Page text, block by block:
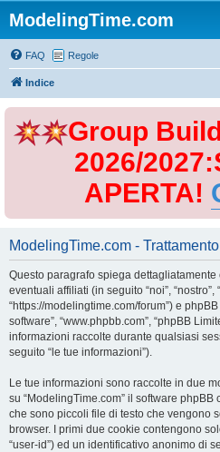
ModelingTime.com
FAQ Regole
Indice
Group
2026/
APERTA!
ModelingTime.com -
Questo paragrafo spiega dettagliatamente
eventuali affiliati (in seguito “noi”, “nostro”,
“https://modelingtime.com/forum”) e phpBB
software”, “www.phpbb.com”, “phpBB
informazioni raccolte durante qualsiasi
seguito “le tue informazioni”).
Le tue informazioni sono raccolte in due
su “ModelingTime.com” il software
che sono piccoli file di testo che vengono
browser. I primi due cookie contengono
“user-id”) ed un identificativo anonimo di